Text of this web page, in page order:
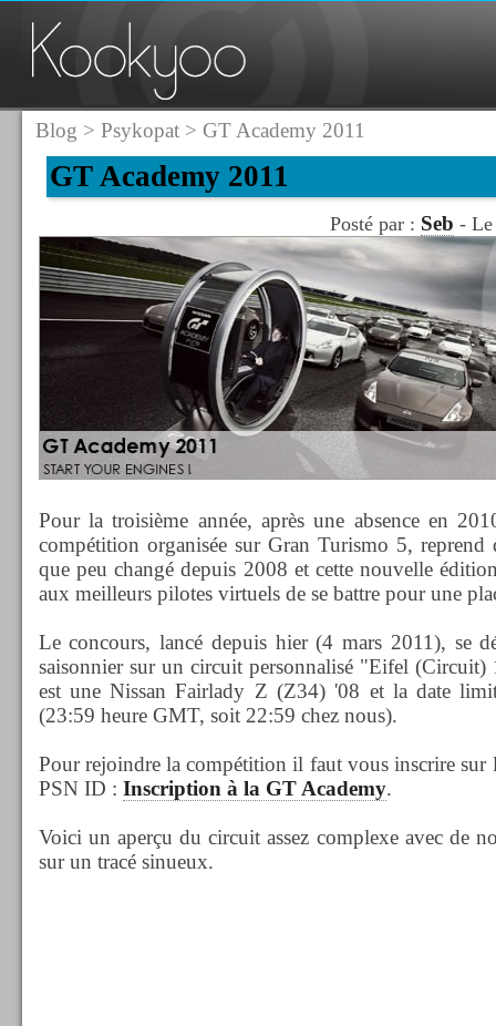
Blog > Psykopat> GT Academy 2011
GT Academy 2011
Posté par : Seb - Le
Pour la troisième année, après une absence en
compétition organisée sur Gran Turismo 5, reprend
que peu changé depuis 2008 et cette nouvelle
aux meilleurs pilotes virtuels de se battre pour une
Le concours, lancé depuis hier (4 mars 2011), se
saisonnier sur un circuit personnalisé "Eifel
est une Nissan Fairlady Z (Z34) '08 et la date
(23:59 heure GMT, soit 22:59 chez nous).
Pour rejoindre la compétition il faut vous inscrire
PSN ID : Inscription à la GT Academy.
Voici un aperçu du circuit assez complexe avec de
sur un tracé sinueux.